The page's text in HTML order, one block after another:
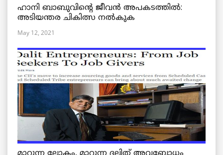
ഹാനി ബാബുവിന്റെ ജീവൻ അപകടത്തിൽ:
അടിയന്തര ചികിത്സ നൽകുക
May 12, 2021